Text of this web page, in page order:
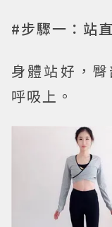
#步驟一：站
身體站好，
呼吸上。